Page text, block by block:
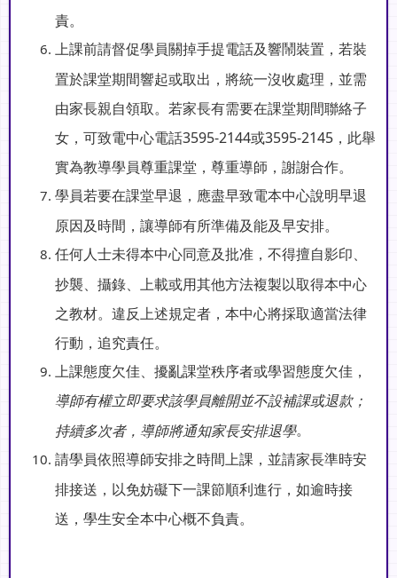
責。
上課前請督促學員關掉手提電話及響鬧裝置，若裝
置於課堂期間響起或取出，將統一沒收處理，並需
由家長親自領取。若家長有需要在課堂期間聯絡子
女，可致電中心電話3595-2144或3595-2145，此舉
實為教導學員尊重課堂，尊重導師，謝謝合作。
學員若要在課堂早退，應盡早致電本中心說明早退
原因及時間，讓導師有所準備及能及早安排。
任何人士未得本中心同意及批准，不得擅自影印、
抄襲、攝錄、上載或用其他方法複製以取得本中心
之教材。違反上述規定者，本中心將採取適當法律
行動，追究責任。
上課態度欠佳、擾亂課堂秩序者或學習態度欠佳，
導師有權立即要求該學員離開並不設補課或退款；
持續多次者，導師將通知家長安排退學。
請學員依照導師安排之時間上課，並請家長準時安
排接送，以免妨礙下一課節順利進行，如逾時接
送，學生安全本中心概不負責。